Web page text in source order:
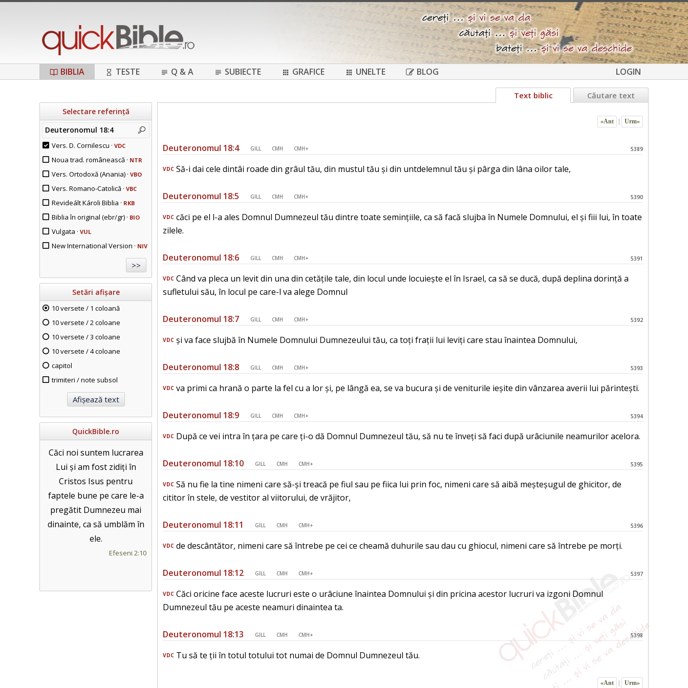
BIBLIA TESTE Q & A SUBIECTE GRAFICE UNELTE BLOG LOGIN
Selectare referință
Deuteronomul 18:4
Vers. D. Cornilescu · VDC
Noua trad. românească · NTR
Vers. Ortodoxă (Anania) · VBO
Vers. Romano-Catolică · VBC
Revideált Károli Biblia · RKB
Biblia în original (ebr/gr) · BIO
Vulgata · VUL
New International Version · NIV
Setări afișare
10 versete / 1 coloană
10 versete / 2 coloane
10 versete / 3 coloane
10 versete / 4 coloane
capitol
trimiteri / note subsol
QuickBible.ro
Căci noi suntem lucrarea
Lui și am fost zidiți în
Cristos Isus pentru
faptele bune pe care le-a
pregătit Dumnezeu mai
dinainte, ca să umblăm în
ele.
Efeseni 2:10
Căutare text
Text biblic
«Ant Urm»
Deuteronomul 18:4 GILL CMH CMH+ 5389
VDC Să-i dai cele dintâi roade din grâul tău, din mustul tău și din untdelemnul tău și pârga din lâna oilor tale,
Deuteronomul 18:5 GILL CMH CMH+ 5390
VDC căci pe el l-a ales Domnul Dumnezeul tău dintre toate semințiile, ca să facă slujba în Numele Domnului, el și fiii lui, în toate
zilele.
Deuteronomul 18:6 GILL CMH CMH+ 5391
VDC Când va pleca un levit din una din cetățile tale, din locul unde locuiește el în Israel, ca să se ducă, după deplina dorință a
sufletului său, în locul pe care-l va alege Domnul
Deuteronomul 18:7 GILL CMH CMH+ 5392
VDC și va face slujbă în Numele Domnului Dumnezeului tău, ca toți frații lui leviți care stau înaintea Domnului,
Deuteronomul 18:8 GILL CMH CMH+ 5393
VDC va primi ca hrană o parte la fel cu a lor și, pe lângă ea, se va bucura și de veniturile ieșite din vânzarea averii lui părintești.
Deuteronomul 18:9 GILL CMH CMH+ 5394
VDC După ce vei intra în țara pe care ți-o dă Domnul Dumnezeul tău, să nu te înveți să faci după urâciunile neamurilor acelora.
Deuteronomul 18:10 GILL CMH CMH+ 5395
VDC Să nu fie la tine nimeni care să-și treacă pe fiul sau pe fiica lui prin foc, nimeni care să aibă meșteșugul de ghicitor, de
cititor în stele, de vestitor al viitorului, de vrăjitor,
Deuteronomul 18:11 GILL CMH CMH+ 5396
VDC de descântător, nimeni care să întrebe pe cei ce cheamă duhurile sau dau cu ghiocul, nimeni care să întrebe pe morți.
Deuteronomul 18:12 GILL CMH CMH+ 5397
VDC Căci oricine face aceste lucruri este o urâciune înaintea Domnului și din pricina acestor lucruri va izgoni Domnul
Dumnezeul tău pe aceste neamuri dinaintea ta.
Deuteronomul 18:13 GILL CMH CMH+ 5398
VDC Tu să te ții în totul totului tot numai de Domnul Dumnezeul tău.
«Ant Urm»